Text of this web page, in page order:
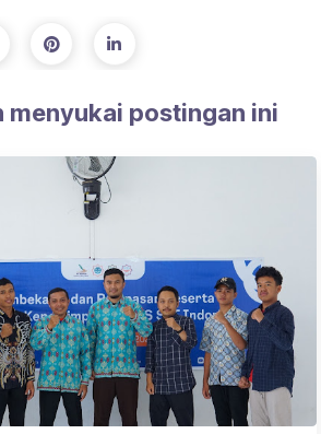
menyukai postingan ini